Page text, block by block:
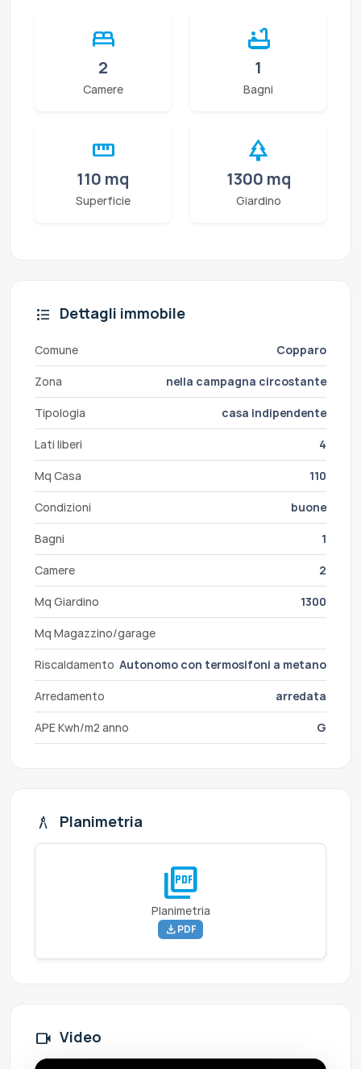
bed
2
Camere
bathtub
1
Bagni
straighten
110 mq
Superficie
park
1300 mq
Giardino
format_list_bulleted Dettagli immobile
Comune Copparo
Zona nella campagna circostante
Tipologia casa indipendente
Lati liberi 4
Mq Casa 110
Condizioni buone
Bagni 1
Camere 2
Mq Giardino 1300
Mq Magazzino/garage
Riscaldamento Autonomo con termosifoni a metano
Arredamento arredata
APE Kwh/m2 anno G
architecture Planimetria
picture_as_pdf
Planimetria
downloadPDF
videocam Video